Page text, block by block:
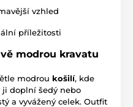
vzhled
příležitosti
modrou kravatu
modrou košilí, kde
ji doplní šedý nebo
a vyvážený celek. Outfit